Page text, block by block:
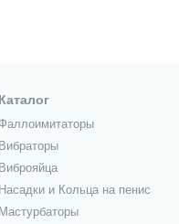
Каталог
Вибраторы
Виброяйца
Насадки и Кольца на пенис
Мастурбаторы